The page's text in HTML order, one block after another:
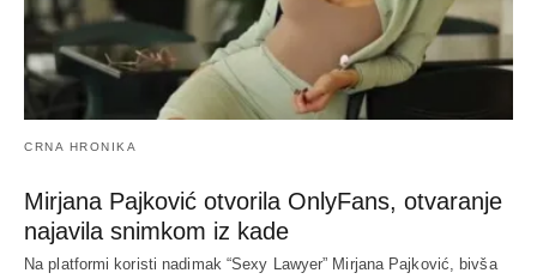
CRNA HRONIKA
Mirjana Pajković otvorila OnlyFans, otvaranje
najavila snimkom iz kade
Na platformi koristi nadimak “Sexy Lawyer” Mirjana Pajković, bivša